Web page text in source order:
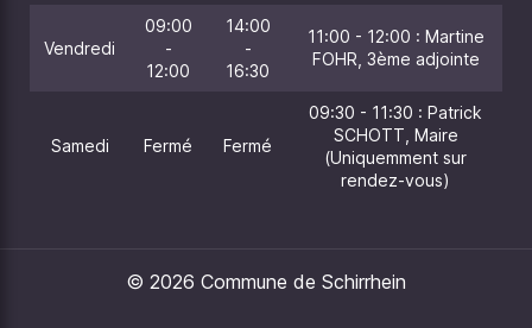
Vendredi
09:00
-
12:00
14:00
-
16:30
11:00 - 12:00 : Martine
FOHR, 3ème adjointe
Samedi Fermé Fermé
09:30 - 11:30 : Patrick
SCHOTT, Maire
(Uniquemment sur
rendez-vous)
© 2026 Commune de Schirrhein